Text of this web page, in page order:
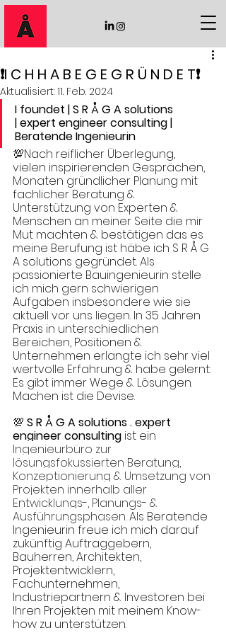
❗️I C H H A B E G E G R Ü N D E T❗️
Aktualisiert: 11. Feb. 2024
I foundet | S R Å G A solutions
| expert engineer consulting |
Beratende Ingenieurin
💯Nach reiflicher Überlegung,
vielen inspirierenden Gesprächen,
Monaten gründlicher Planung mit
fachlicher Beratung &
Unterstützung von Experten &
Menschen an meiner Seite die mir
Mut machten & bestätigen das es
meine Berufung ist häbe ich S R Å G
A solutions gegründet. Als
passionierte Bauingenieurin stelle
ich mich gern schwierigen
Aufgaben insbesondere wie sie
aktuell vor uns liegen. In 35 Jahren
Praxis in unterschiedlichen
Bereichen, Positionen &
Unternehmen erlangte ich sehr viel
wertvolle Erfahrung & habe gelernt:
Es gibt immer Wege & Lösungen.
Machen ist die Devise.
💯 S R Å G A solutions . expert
engineer consulting ist ein
Ingenieurbüro zur
lösungsfokussierten Beratung,
Konzeptionierung & Umsetzung von
Projekten innerhalb aller
Entwicklungs-, Planungs- &
Ausführungsphasen. Als Beratende
Ingenieurin freue ich mich darauf
zukünftig Auftraggebern,
Bauherren, Architekten,
Projektentwicklern,
Fachunternehmen,
Industriepartnern & Investoren bei
Ihren Projekten mit meinem Know-
how zu unterstützen.